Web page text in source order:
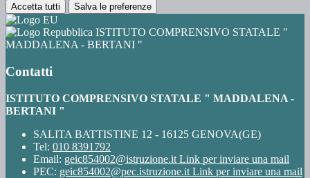
Accetta tutti Salva le preferenze
ISTITUTO COMPRENSIVO STATALE "
MADDALENA - BERTANI "
Contatti
ISTITUTO COMPRENSIVO STATALE " MADDALENA -
BERTANI "
SALITA BATTISTINE 12 - 16125 GENOVA(GE)
Tel: 010 8391792
Email: geic854002@istruzione.it Link per inviare una mail
PEC: geic854002@pec.istruzione.it Link per inviare una mail